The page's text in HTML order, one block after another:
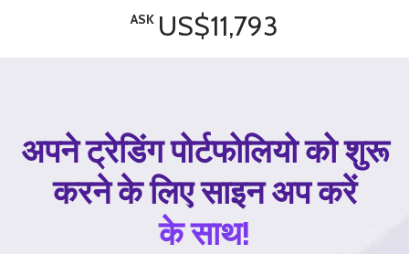
ASK US$11,793
अपने ट्रेडिंग पोर्टफोलियो को शुरू
करने के लिए साइन अप करें
के साथ!